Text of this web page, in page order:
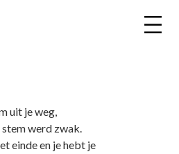
uit je weg,
werd zwak.
einde en je hebt je